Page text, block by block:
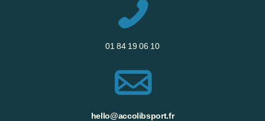
01 84 19 06 10
hello@accolibsport.fr